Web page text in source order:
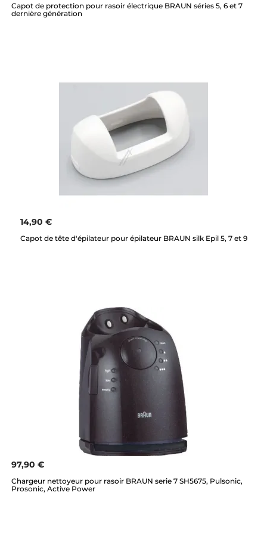
Capot de protection pour rasoir électrique BRAUN séries 5, 6 et 7
dernière génération
14,90 €
Capot de tête d'épilateur pour épilateur BRAUN silk Epil 5, 7 et 9
97,90 €
Chargeur nettoyeur pour rasoir BRAUN serie 7 SH5675, Pulsonic,
Prosonic, Active Power